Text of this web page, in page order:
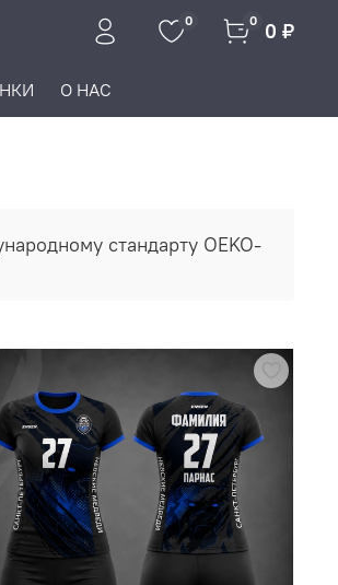
0 0 0 ₽
О НАС
стандарту OEKO-